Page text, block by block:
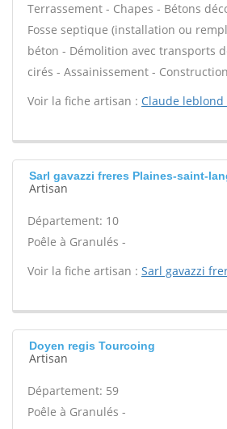
Terrassement - Chapes - Bétons
Fosse septique (installation ou
béton - Démolition avec transports
cirés - Assainissement -
Voir la fiche artisan : Claude
Sarl gavazzi freres Plaines-saint-
Artisan
Département: 10
Poêle à Granulés -
Voir la fiche artisan : Sarl gavazzi
Doyen regis Tourcoing
Artisan
Département: 59
Poêle à Granulés -